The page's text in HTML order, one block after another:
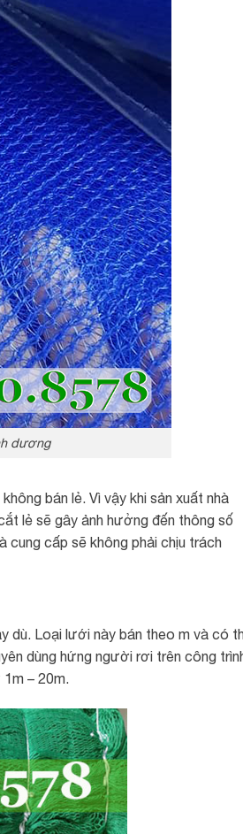
dương
bán lẻ. Vì vậy khi sản xuất nhà
lẻ sẽ gây ảnh hưởng đến thông số
cung cấp sẽ không phải chịu trách
dù. Loại lưới này bán theo m và có
dùng hứng người rơi trên công
– 20m.